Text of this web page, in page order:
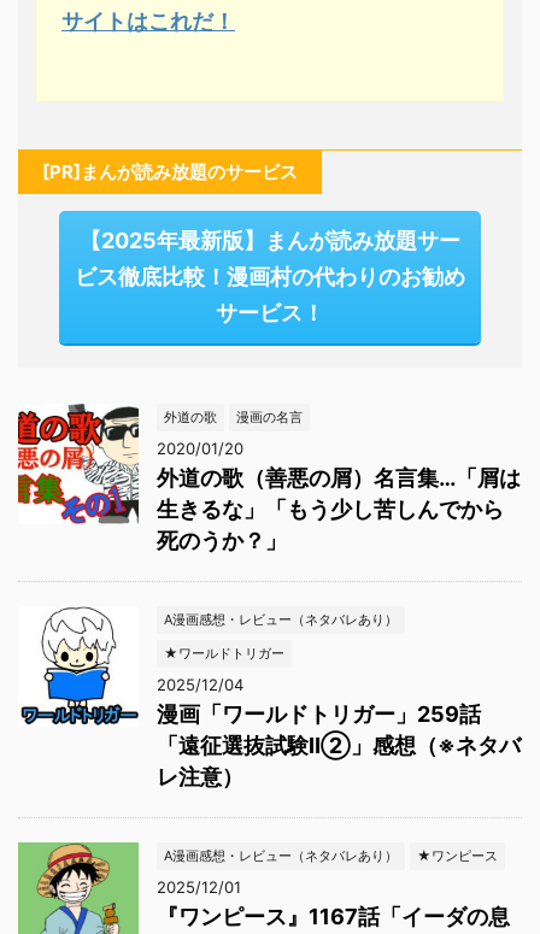
サイトはこれだ！
[PR]まんが読み放題のサービス
【2025年最新版】まんが読み放題サー
ビス徹底比較！漫画村の代わりのお勧め
サービス！
外道の歌 漫画の名言
2020/01/20
外道の歌（善悪の屑）名言集…「屑は
生きるな」「もう少し苦しんでから
死のうか？」
A漫画感想・レビュー（ネタバレあり）
★ワールドトリガー
2025/12/04
漫画「ワールドトリガー」259話
「遠征選抜試験Ⅱ②」感想（※ネタバ
レ注意）
A漫画感想・レビュー（ネタバレあり） ★ワンピース
2025/12/01
『ワンピース』1167話「イーダの息